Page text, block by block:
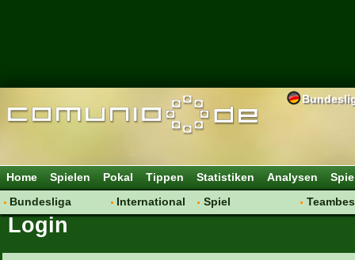
Home Spielen Pokal Tippen Statistiken Analysen
Bundesliga
Hot News
International
Spiel
Login